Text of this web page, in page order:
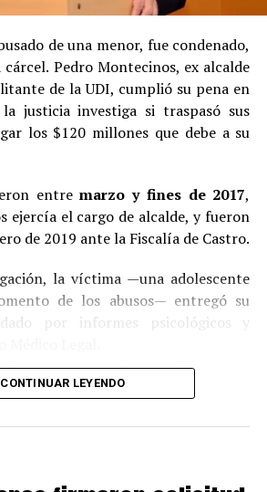
de una menor, fue condenado,
Pedro Montecinos, ex alcalde
de la UDI, cumplió su pena en
justicia investiga si traspasó sus
los $120 millones que debe a su
entremarzo y fines de 2017,
ejercía el cargo de alcalde, y fueron
de 2019 ante la Fiscalía de Castro.
la víctima —una adolescente
de los abusos— entregó su
por informes psicológicos y
de los antecedentes, el imputado
en un procedimiento abreviado,
en libertad
CONTINUAR LEYENDO